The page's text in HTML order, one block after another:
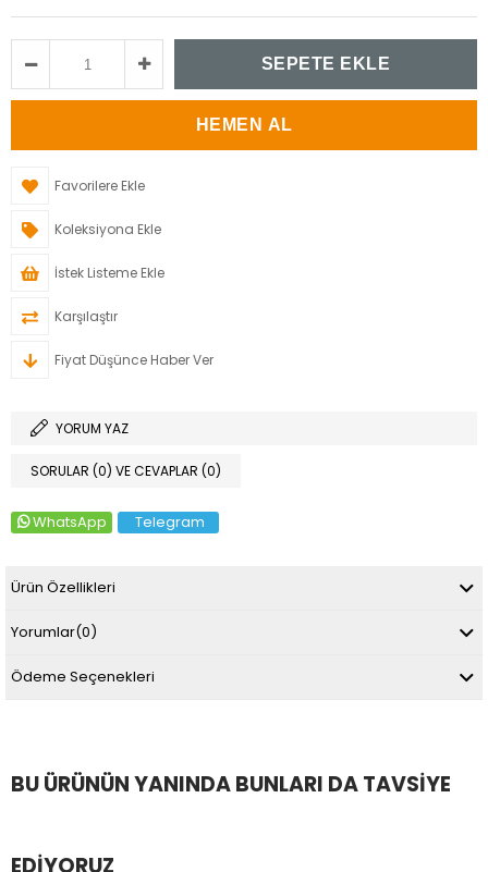
Favorilere Ekle
Koleksiyona Ekle
İstek Listeme Ekle
Karşılaştır
Fiyat Düşünce Haber Ver
YORUM YAZ
SORULAR (0) VE CEVAPLAR (0)
WhatsApp Telegram
Ürün Özellikleri
Yorumlar(0)
Ödeme Seçenekleri
BU ÜRÜNÜN YANINDA BUNLARI DA TAVSIYE
EDIYORUZ